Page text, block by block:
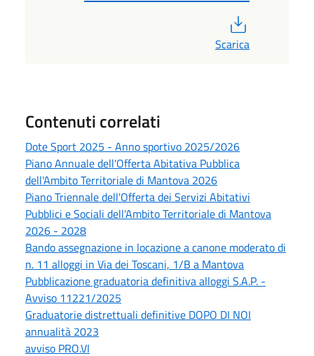
Scarica
Contenuti correlati
Dote Sport 2025 - Anno sportivo 2025/2026
Piano Annuale dell'Offerta Abitativa Pubblica
dell'Ambito Territoriale di Mantova 2026
Piano Triennale dell'Offerta dei Servizi Abitativi
Pubblici e Sociali dell'Ambito Territoriale di Mantova
2026 - 2028
Bando assegnazione in locazione a canone moderato di
n. 11 alloggi in Via dei Toscani, 1/B a Mantova
Pubblicazione graduatoria definitiva alloggi S.A.P. -
Avviso 11221/2025
Graduatorie distrettuali definitive DOPO DI NOI
annualità 2023
avviso PRO.VI